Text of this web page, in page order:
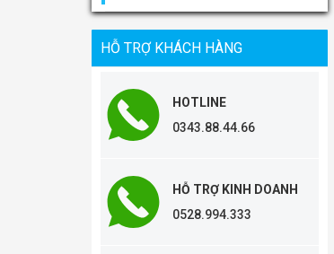
HỖ TRỢ KHÁCH HÀNG
HOTLINE
0343.88.44.66
HỖ TRỢ KINH DOANH
0528.994.333
Thêm vào giỏ